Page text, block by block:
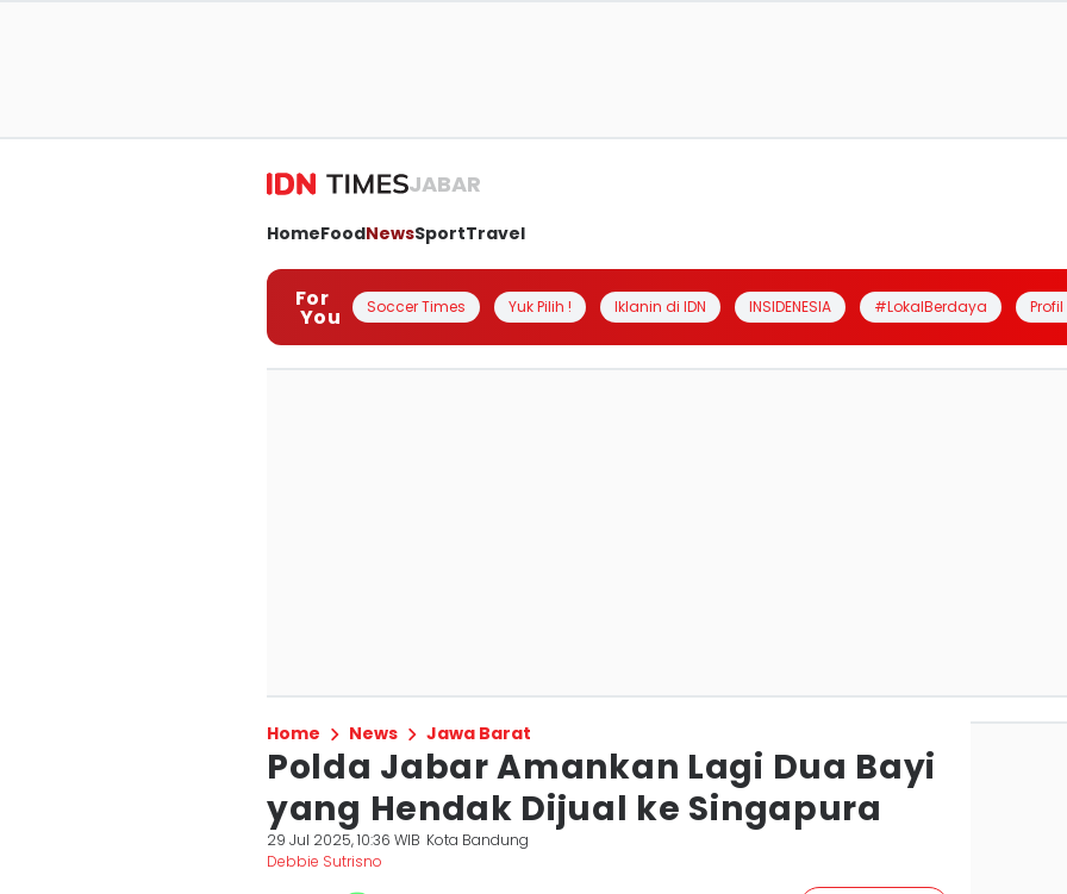
JABAR
HomeFoodNewsSportTravel
For
You Soccer Times Yuk Pilih ! Iklanin di IDN INSIDENESIA #LokalBerdaya
Home News Jawa Barat
Polda Jabar Amankan Lagi Dua Bayi
yang Hendak Dijual ke Singapura
29 Jul 2025, 10:36 WIB Kota Bandung
Debbie Sutrisno